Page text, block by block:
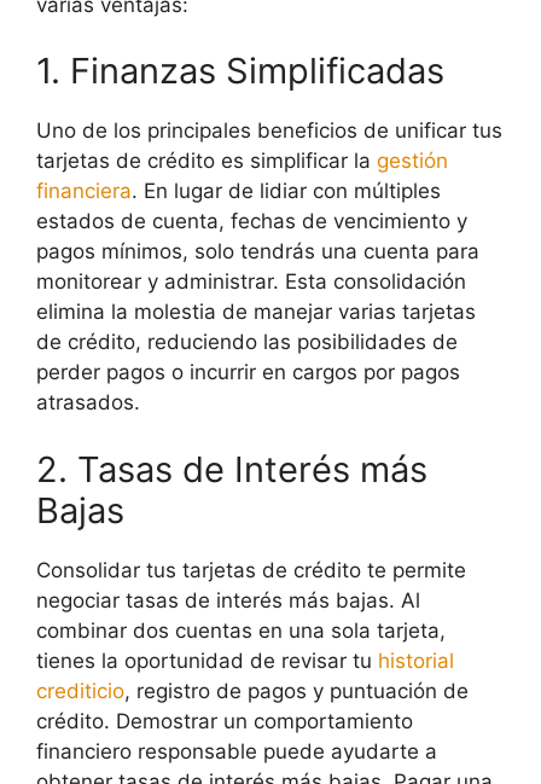
1. Finanzas Simplificadas
Uno de los principales beneficios de unificar tus
tarjetas de crédito es simplificar la gestión
financiera. En lugar de lidiar con múltiples
estados de cuenta, fechas de vencimiento y
pagos mínimos, solo tendrás una cuenta para
monitorear y administrar. Esta consolidación
elimina la molestia de manejar varias tarjetas
de crédito, reduciendo las posibilidades de
perder pagos o incurrir en cargos por pagos
atrasados.
2. Tasas de Interés más
Bajas
Consolidar tus tarjetas de crédito te permite
negociar tasas de interés más bajas. Al
combinar dos cuentas en una sola tarjeta,
tienes la oportunidad de revisar tu historial
crediticio, registro de pagos y puntuación de
crédito. Demostrar un comportamiento
financiero responsable puede ayudarte a